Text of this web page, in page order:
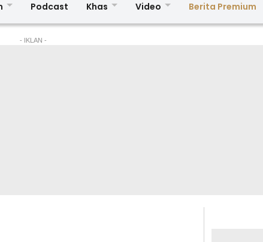
Podcast Khas Video Berita Premium
- IKLAN -